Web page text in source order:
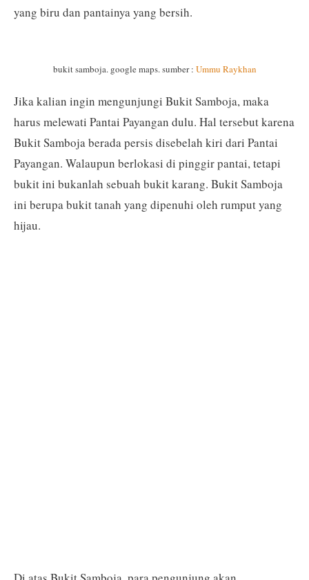
yang biru dan pantainya yang bersih.
bukit samboja. google maps. sumber : Ummu Raykhan
Jika kalian ingin mengunjungi Bukit Samboja, maka
harus melewati Pantai Payangan dulu. Hal tersebut karena
Bukit Samboja berada persis disebelah kiri dari Pantai
Payangan. Walaupun berlokasi di pinggir pantai, tetapi
bukit ini bukanlah sebuah bukit karang. Bukit Samboja
ini berupa bukit tanah yang dipenuhi oleh rumput yang
hijau.